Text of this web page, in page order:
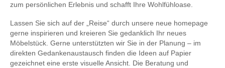
zum persönlichen Erlebnis und schafft Ihre Wohlfühloase.
Lassen Sie sich auf der „Reise“ durch unsere neue homepage
gerne inspirieren und kreieren Sie gedanklich Ihr neues
Möbelstück. Gerne unterstützten wir Sie in der Planung – im
direkten Gedankenaustausch finden die Ideen auf Papier
gezeichnet eine erste visuelle Ansicht. Die Beratung und